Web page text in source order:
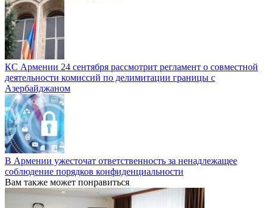
КС Армении 24 сентября рассмотрит регламент о совместной
деятельности комиссий по делимитации границы с
Азербайджаном
В Армении ужесточат ответственность за ненадлежащее
соблюдение порядков конфиденциальности
Вам также может понравиться